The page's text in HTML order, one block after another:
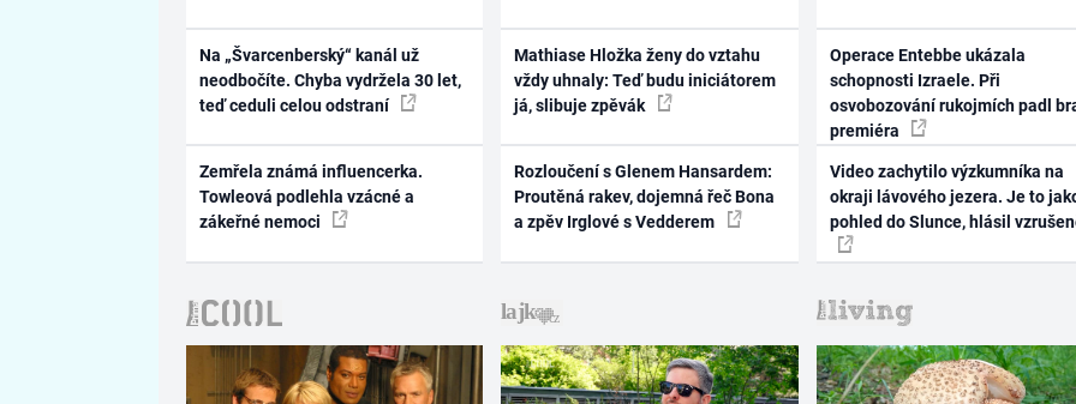
Na „Švarcenberský“ kanál už
neodbočíte. Chyba vydržela 30 let,
teď ceduli celou odstraní
Zemřela známá influencerka.
Towleová podlehla vzácné a
zákeřné nemoci
Mathiase Hložka ženy do vztahu
vždy uhnaly: Teď budu iniciátorem
já, slibuje zpěvák
Rozloučení s Glenem Hansardem:
Proutěná rakev, dojemná řeč Bona
a zpěv Irglové s Vedderem
Operace Entebbe ukázala
schopnosti Izraele. Při
osvobozování rukojmích padl
premiéra
Video zachytilo výzkumníka na
okraji lávového jezera. Je to
pohled do Slunce, hlásil